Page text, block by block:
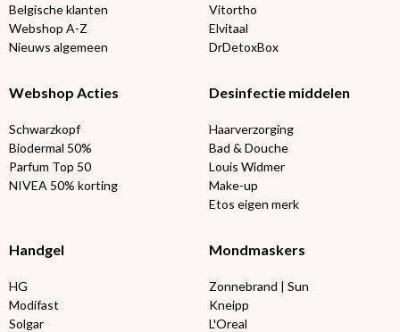
Belgische klanten
Webshop A-Z
Nieuws algemeen
Vitortho
Elvitaal
DrDetoxBox
Webshop Acties
Schwarzkopf
Biodermal 50%
Parfum Top 50
NIVEA 50% korting
Desinfectie middelen
Haarverzorging
Bad & Douche
Louis Widmer
Make-up
Etos eigen merk
Handgel
HG
Modifast
Solgar
Mondmaskers
Zonnebrand | Sun
Kneipp
L'Oreal